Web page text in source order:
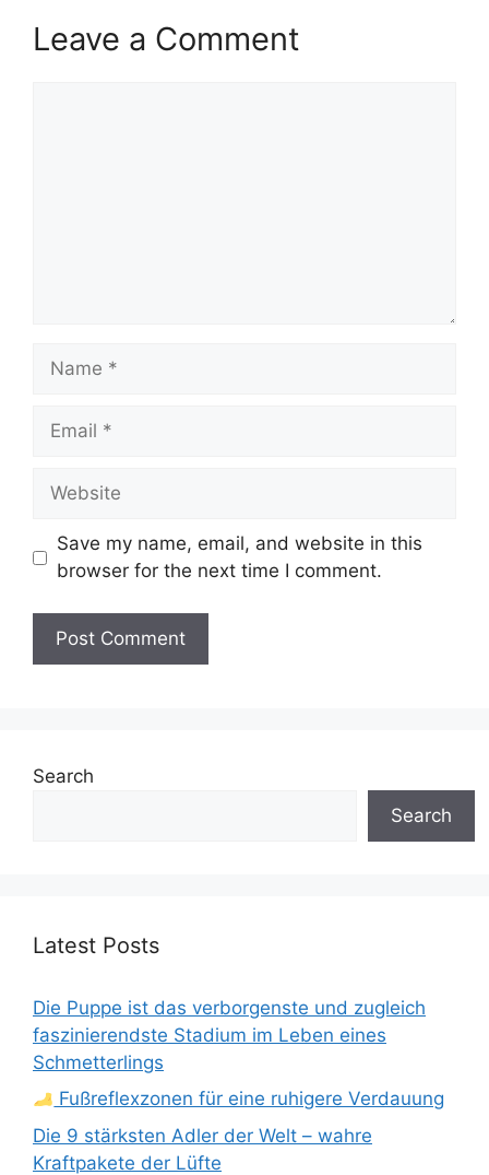
Leave a Comment
Name
Email
Website
Save my name, email, and website in this
browser for the next time I comment.
Search
Search
Latest Posts
Die Puppe ist das verborgenste und zugleich
faszinierendste Stadium im Leben eines
Schmetterlings
Fußreflexzonen für eine ruhigere Verdauung
Die 9 stärksten Adler der Welt – wahre
Kraftpakete der Lüfte